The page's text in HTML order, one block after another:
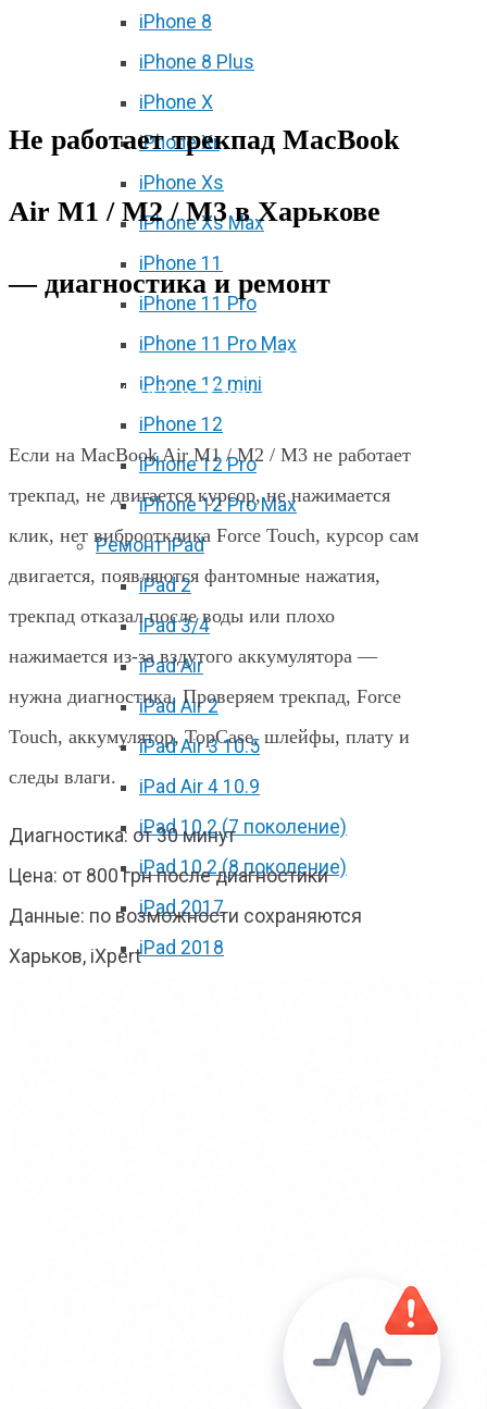
iPhone 8
iPhone 8 Plus
iPhone X
iPhone Xr
iPhone Xs
iPhone Xs Max
iPhone 11
iPhone 11 Pro
iPhone 11 Pro Max
iPhone 12 mini
iPhone 12
iPhone 12 Pro
iPhone 12 Pro Max
Ремонт iPad
iPad 2
iPad 3/4
iPad Air
iPad Air 2
iPad Air 3 10.5
iPad Air 4 10.9
iPad 10.2 (7 поколение)
iPad 10.2 (8 поколение)
iPad 2017
iPad 2018
Не работает трекпад MacBook
Air M1 / M2 / M3 в Харькове
— диагностика и ремонт
Не работает трекпад MacBook Air
M1 / M2 / M3 в Харькове
Если на MacBook Air M1 / M2 / M3 не работает
трекпад, не двигается курсор, не нажимается
клик, нет виброотклика Force Touch, курсор сам
двигается, появляются фантомные нажатия,
трекпад отказал после воды или плохо
нажимается из-за вздутого аккумулятора —
нужна диагностика. Проверяем трекпад, Force
Touch, аккумулятор, TopCase, шлейфы, плату и
следы влаги.
Диагностика: от 30 минут
Цена: от 800 грн после диагностики
Данные: по возможности сохраняются
Харьков, iXpert